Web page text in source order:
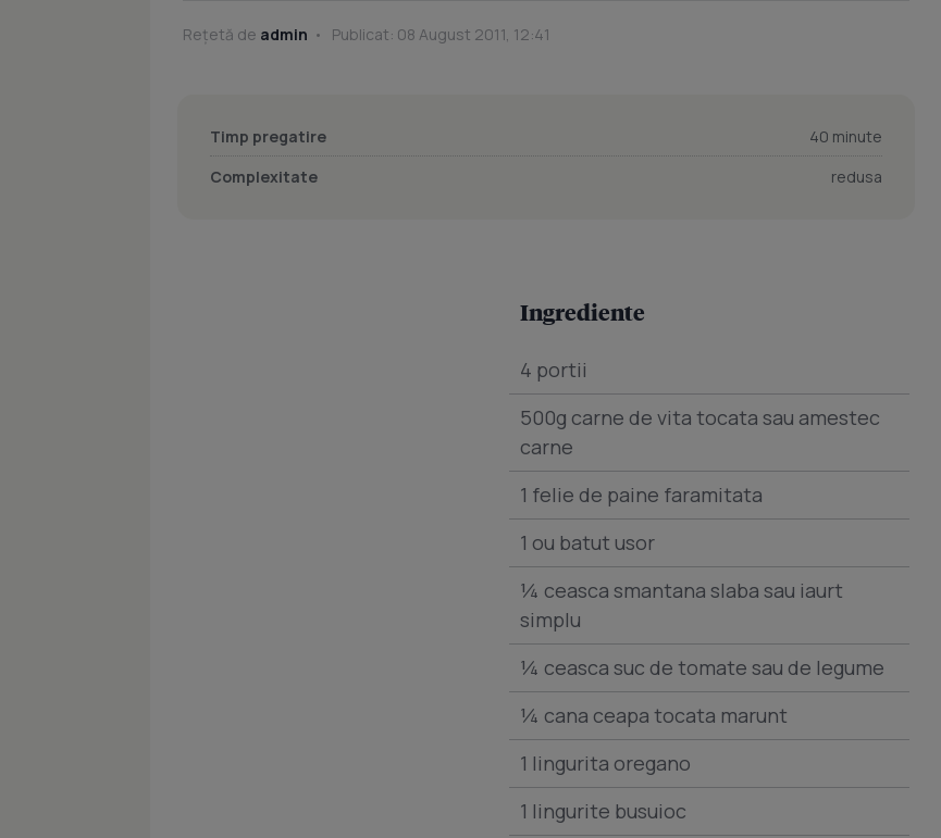
Rețetă de admin Publicat: 08 August 2011, 12:41
Timp pregatire
40 minute
Complexitate
redusa
Ingrediente
4 portii
500g carne de vita tocata sau amestec
carne
1 felie de paine faramitata
1 ou batut usor
¼ ceasca smantana slaba sau iaurt
simplu
¼ ceasca suc de tomate sau de legume
¼ cana ceapa tocata marunt
1 lingurita oregano
1 lingurite busuioc